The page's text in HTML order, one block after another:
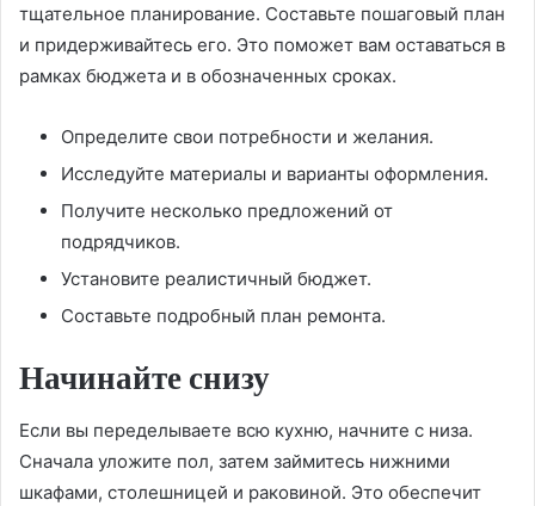
тщательное планирование. Составьте пошаговый план
и придерживайтесь его. Это поможет вам оставаться в
рамках бюджета и в обозначенных сроках.
Определите свои потребности и желания.
Исследуйте материалы и варианты оформления.
Получите несколько предложений от
подрядчиков.
Установите реалистичный бюджет.
Составьте подробный план ремонта.
Начинайте снизу
Если вы переделываете всю кухню, начните с низа.
Сначала уложите пол, затем займитесь нижними
шкафами, столешницей и раковиной. Это обеспечит